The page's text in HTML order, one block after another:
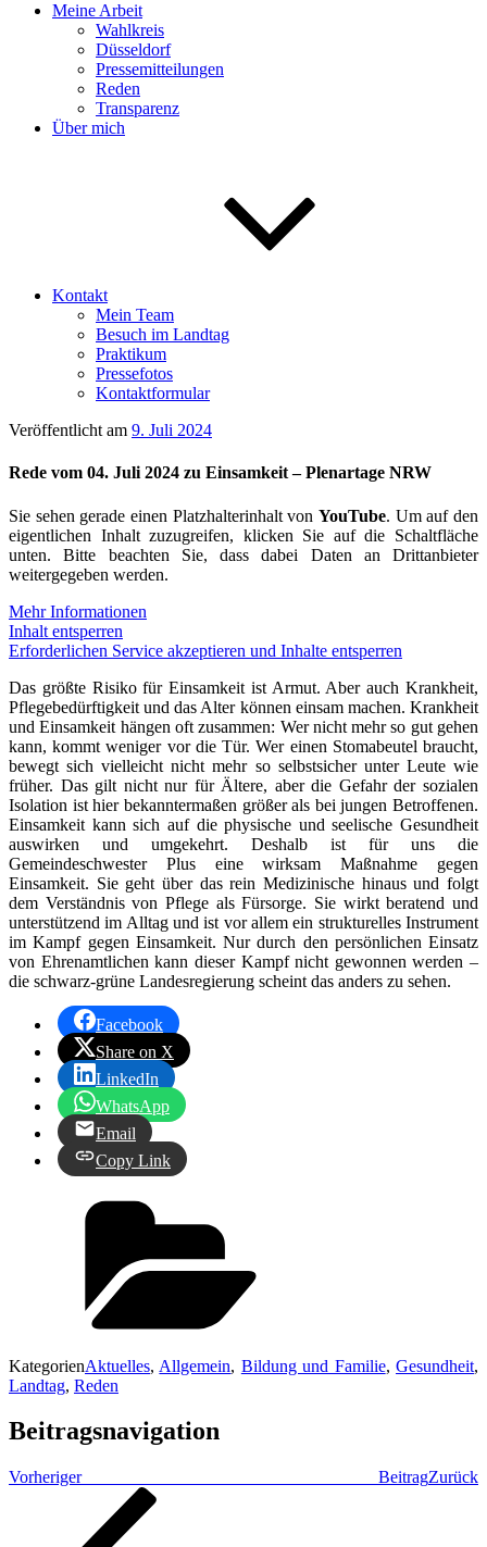
Meine Arbeit
Wahlkreis
Düsseldorf
Pressemitteilungen
Reden
Transparenz
Über mich
Kontakt
Mein Team
Besuch im Landtag
Praktikum
Pressefotos
Kontaktformular
Veröffentlicht am 9. Juli 2024
Rede vom 04. Juli 2024 zu Einsamkeit – Plenartage NRW
Sie sehen gerade einen Platzhalterinhalt von YouTube. Um auf den
eigentlichen Inhalt zuzugreifen, klicken Sie auf die Schaltfläche
unten. Bitte beachten Sie, dass dabei Daten an Drittanbieter
weitergegeben werden.
Mehr Informationen
Inhalt entsperren
Erforderlichen Service akzeptieren und Inhalte entsperren
Das größte Risiko für Einsamkeit ist Armut. Aber auch Krankheit,
Pflegebedürftigkeit und das Alter können einsam machen. Krankheit
und Einsamkeit hängen oft zusammen: Wer nicht mehr so gut gehen
kann, kommt weniger vor die Tür. Wer einen Stomabeutel braucht,
bewegt sich vielleicht nicht mehr so selbstsicher unter Leute wie
früher. Das gilt nicht nur für Ältere, aber die Gefahr der sozialen
Isolation ist hier bekanntermaßen größer als bei jungen Betroffenen.
Einsamkeit kann sich auf die physische und seelische Gesundheit
auswirken und umgekehrt. Deshalb ist für uns die
Gemeindeschwester Plus eine wirksam Maßnahme gegen
Einsamkeit. Sie geht über das rein Medizinische hinaus und folgt
dem Verständnis von Pflege als Fürsorge. Sie wirkt beratend und
unterstützend im Alltag und ist vor allem ein strukturelles Instrument
im Kampf gegen Einsamkeit. Nur durch den persönlichen Einsatz
von Ehrenamtlichen kann dieser Kampf nicht gewonnen werden –
die schwarz-grüne Landesregierung scheint das anders zu sehen.
Facebook
Share on X
LinkedIn
WhatsApp
Email
Copy Link
KategorienAktuelles, Allgemein, Bildung und Familie,Gesundheit,
Landtag, Reden
Beitragsnavigation
Vorheriger BeitragZurück